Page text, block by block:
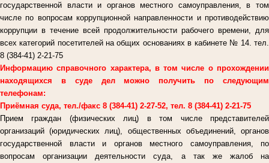
государственной власти и органов местного самоуправления, в том
числе по вопросам коррупционной направленности и противодействию
коррупции в течение всей продолжительности рабочего времени, для
всех категорий посетителей на общих основаниях в кабинете № 14. тел.
8 (384-41) 2-21-75
Информацию справочного характера, в том числе о прохождении
находящихся в суде дел можно получить по следующим
телефонам:
Приёмная суда, тел./факс 8 (384-41) 2-27-52, тел. 8 (384-41) 2-21-75
Прием граждан (физических лиц) в том числе представителей
организаций (юридических лиц), общественных объединений, органов
государственной власти и органов местного самоуправления, по
вопросам организации деятельности суда, а так же жалоб на